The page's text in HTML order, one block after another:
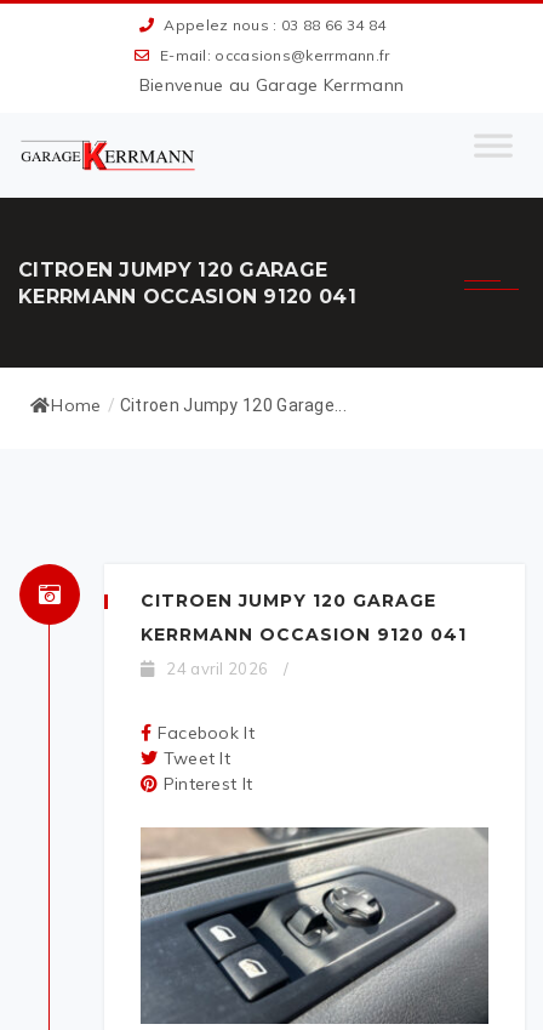
Appelez nous : 03 88 66 34 84
E-mail: occasions@kerrmann.fr
Bienvenue au Garage Kerrmann
CITROEN JUMPY 120 GARAGE
KERRMANN OCCASION 9120 041
Home / Citroen Jumpy 120 Garage...
CITROEN JUMPY 120 GARAGE
KERRMANN OCCASION 9120 041
24 avril 2026 /
Facebook It
Tweet It
Pinterest It